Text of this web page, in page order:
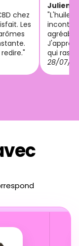
chez
Les
Julien
"L'huile
qui
28/07/